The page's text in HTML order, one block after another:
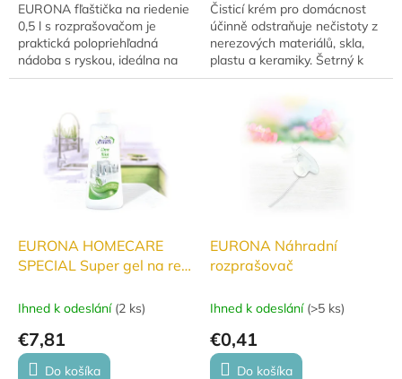
EURONA fľaštička na riedenie
0,5 l s rozprašovačom je
praktická polopriehľadná
nádoba s ryskou, ideálna na
presné riedenie a aplikáciu
Čisticí krém pro domácnost
účinně odstraňuje nečistoty z
nerezových materiálů, skla,
plastu a keramiky. Šetrný k
citlivým povrchům, ekologický
EURONA HOMECARE
SPECIAL Super gel na rez
Ihned k odeslání (2 ks)
€7,81
Do košíka
EURONA Náhradní
rozprašovač
Ihned k odeslání (>5 ks)
€0,41
Do košíka